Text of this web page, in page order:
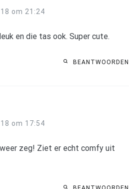
om 21:24
en die tas ook. Super cute.
BEANTWOORDEN
om 17:54
zeg! Ziet er echt comfy uit